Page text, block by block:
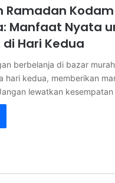
Ramadan Kodam
Manfaat Nyata
Hari Kedua
berbelanja di bazar
hari kedua, memberikan
lewatkan kesempatan